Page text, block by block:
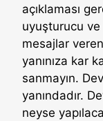
açıklaması
uyuşturucu
mesajlar
yanınıza kar
sanmayın.
yanındadır.
neyse